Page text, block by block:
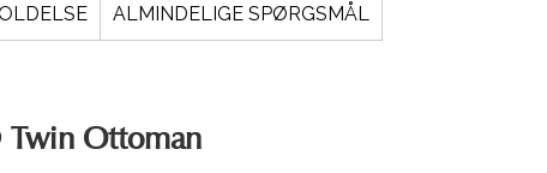
ALMINDELIGE SPØRGSMÅL
Ottoman